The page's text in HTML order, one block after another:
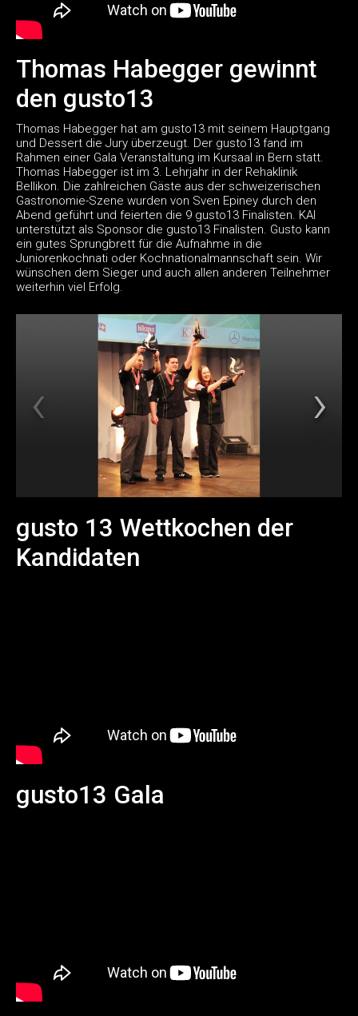
Thomas Habegger gewinnt
den gusto13
Thomas Habegger hat am gusto13 mit seinem Hauptgang
und Dessert die Jury überzeugt. Der gusto13 fand im
Rahmen einer Gala Veranstaltung im Kursaal in Bern statt.
Thomas Habegger ist im 3. Lehrjahr in der Rehaklinik
Bellikon. Die zahlreichen Gäste aus der schweizerischen
Gastronomie-Szene wurden von Sven Epiney durch den
Abend geführt und feierten die 9 gusto13 Finalisten. KAI
unterstützt als Sponsor die gusto13 Finalisten. Gusto kann
ein gutes Sprungbrett für die Aufnahme in die
Juniorenkochnati oder Kochnationalmannschaft sein. Wir
wünschen dem Sieger und auch allen anderen Teilnehmer
weiterhin viel Erfolg.
gusto 13 Wettkochen der
Kandidaten
gusto13 Gala